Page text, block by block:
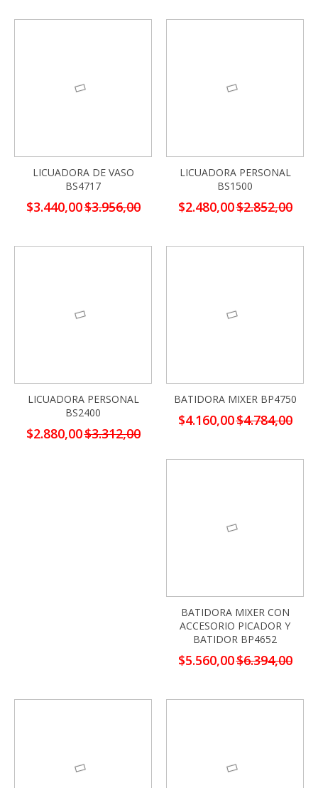
LICUADORA DE VASO
BS4717
Precio
especial
$3.440,00$3.956,00
LICUADORA PERSONAL
BS1500
Precio
especial
$2.480,00$2.852,00
LICUADORA PERSONAL
BS2400
Precio
especial
$2.880,00$3.312,00
BATIDORA MIXER BP4750
Precio
especial
$4.160,00$4.784,00
BATIDORA MIXER CON
ACCESORIO PICADOR Y
BATIDOR BP4652
Precio
especial
$5.560,00$6.394,00